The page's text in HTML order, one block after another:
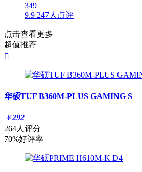
349
9.9 247人点评
点击查看更多
超值推荐

华硕TUF B360M-PLUS GAMING S
￥292
264人评分
70%好评率